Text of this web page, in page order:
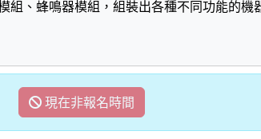
、蜂鳴器模組，組裝出各種不同功能的
現在非報名時間